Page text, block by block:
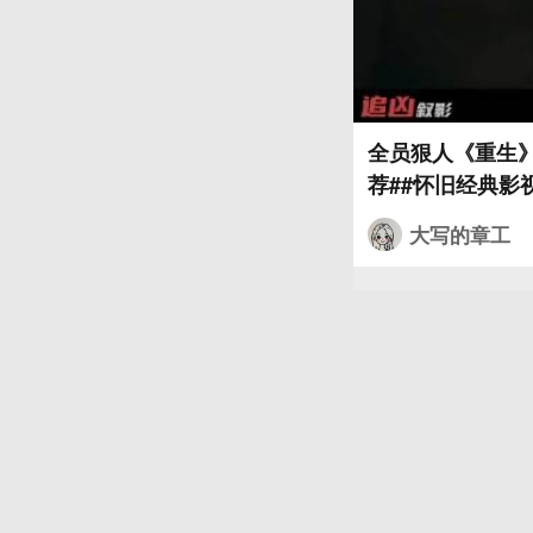
全员狠人《重生
荐##怀旧经典影
大写的章工